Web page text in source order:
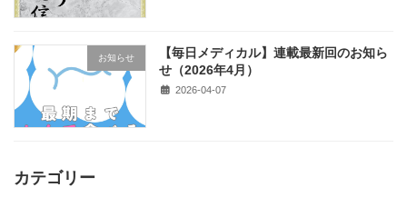
お知らせ
【毎日メディカル】連載最新回のお知ら
せ（2026年4月）
2026-04-07
カテゴリー